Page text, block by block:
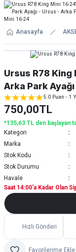
Anasayfa
Ursus R78
Arka Park Ayağı
5.0 Puan - 1
750,00TL
*135,63 TL den başlayan
Kategori
Marka
Stok Kodu
Stok Durumu
Havale
Saat 14:00'a Kadar Olan
Hızlı Gönderi